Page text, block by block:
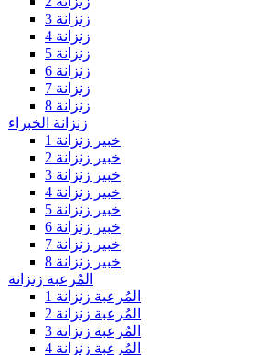
زنزانة 3
زنزانة 4
زنزانة 5
زنزانة 6
زنزانة 7
زنزانة 8
زنزانة الخبراء
خبير زنزانة 1
خبير زنزانة 2
خبير زنزانة 3
خبير زنزانة 4
خبير زنزانة 5
خبير زنزانة 6
خبير زنزانة 7
خبير زنزانة 8
المُرعبة زنزانة
المُرعبة زنزانة 1
المُرعبة زنزانة 2
المُرعبة زنزانة 3
المُرعبة زنزانة 4